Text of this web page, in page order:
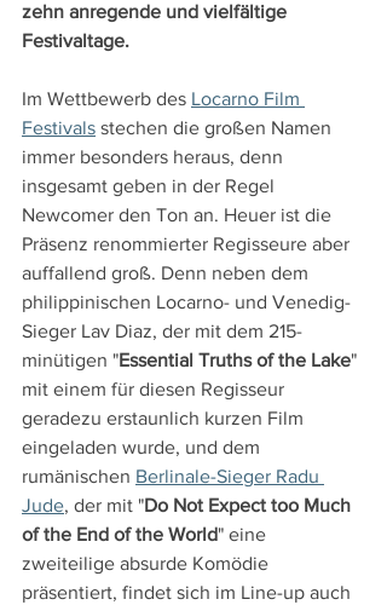
zehn anregende und vielfältige
Festivaltage.
Im Wettbewerb des Locarno Film
Festivals stechen die großen Namen
immer besonders heraus, denn
insgesamt geben in der Regel
Newcomer den Ton an. Heuer ist die
Präsenz renommierter Regisseure aber
auffallend groß. Denn neben dem
philippinischen Locarno- und Venedig-
Sieger Lav Diaz, der mit dem 215-
minütigen "Essential Truths of the Lake"
mit einem für diesen Regisseur
geradezu erstaunlich kurzen Film
eingeladen wurde, und dem
rumänischen Berlinale-Sieger Radu
Jude, der mit "Do Not Expect too Much
of the End of the World" eine
zweiteilige absurde Komödie
präsentiert, findet sich im Line-up auch